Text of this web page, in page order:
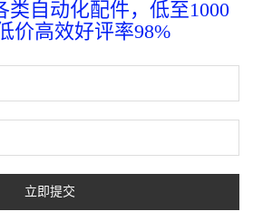
类自动化配件，低至1000
价高效好评率98%